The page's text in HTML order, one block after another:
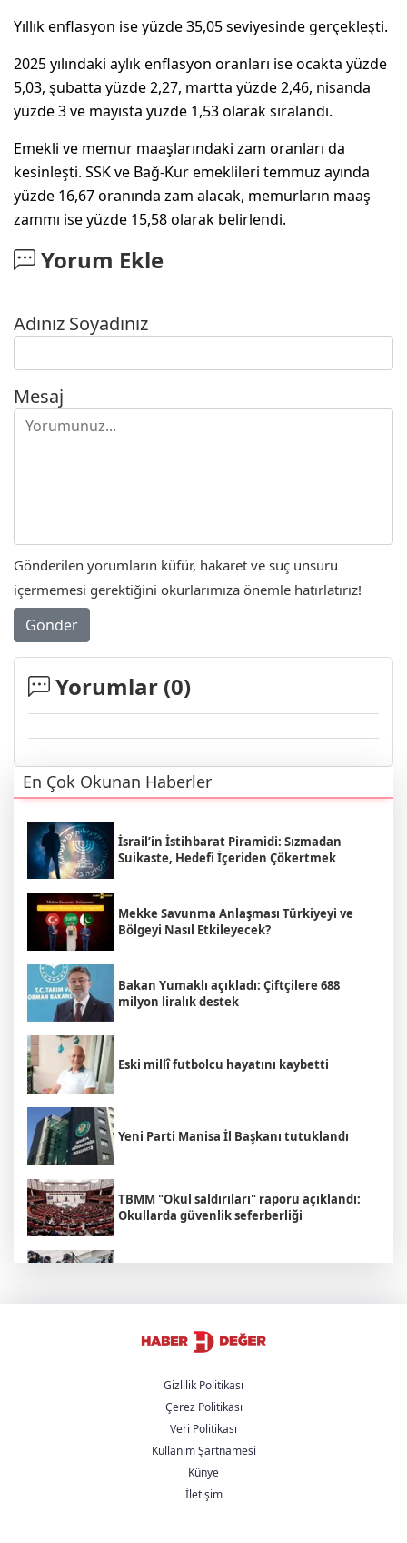
Yıllık enflasyon ise yüzde 35,05 seviyesinde gerçekleşti.
2025 yılındaki aylık enflasyon oranları ise ocakta yüzde
5,03, şubatta yüzde 2,27, martta yüzde 2,46, nisanda
yüzde 3 ve mayısta yüzde 1,53 olarak sıralandı.
Emekli ve memur maaşlarındaki zam oranları da
kesinleşti. SSK ve Bağ-Kur emeklileri temmuz ayında
yüzde 16,67 oranında zam alacak, memurların maaş
zammı ise yüzde 15,58 olarak belirlendi.
Yorum Ekle
Adınız Soyadınız
Mesaj
Gönderilen yorumların küfür, hakaret ve suç unsuru
içermemesi gerektiğini okurlarımıza önemle hatırlatırız!
Gönder
Yorumlar (0)
En Çok Okunan Haberler
İsrail’in İstihbarat Piramidi: Sızmadan
Suikaste, Hedefi İçeriden Çökertmek
Mekke Savunma Anlaşması Türkiyeyi ve
Bölgeyi Nasıl Etkileyecek?
Bakan Yumaklı açıkladı: Çiftçilere 688
milyon liralık destek
Eski millî futbolcu hayatını kaybetti
Yeni Parti Manisa İl Başkanı tutuklandı
TBMM "Okul saldırıları" raporu açıklandı:
Okullarda güvenlik seferberliği
İran'dan Hürmüz Boğazı açıklaması:
"Boğazın açılması şartlara bağlı"
Rojin Kabaiş'in ailesine yönelik tehdit
şebekesi çökertildi
Çanakkale sahilinde savaş mühimmatı
Gizlilik Politikası
Çerez Politikası
Veri Politikası
Kullanım Şartnamesi
Künye
İletişim